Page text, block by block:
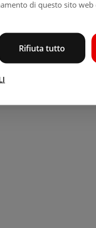
di questo sito
Rifiuta tutto